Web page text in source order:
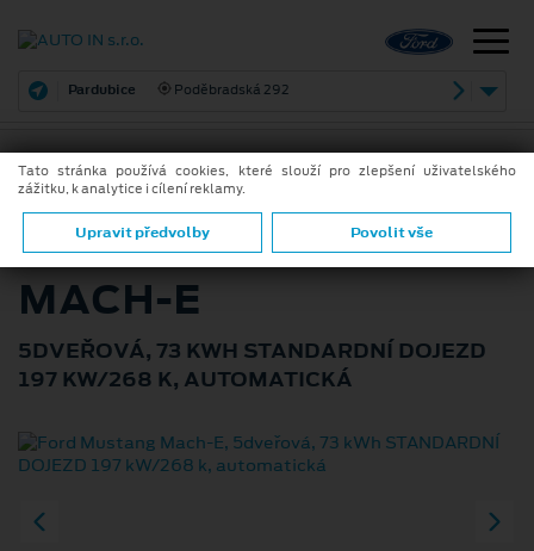
Pardubice Poděbradská 292
FORD MUSTANG
MACH-E
5DVEŘOVÁ, 73 KWH STANDARDNÍ DOJEZD
197 KW/268 K, AUTOMATICKÁ
Tato stránka používá cookies, které slouží pro zlepšení uživatelského
zážitku, k analytice i cílení reklamy.
Upravit předvolby Povolit vše